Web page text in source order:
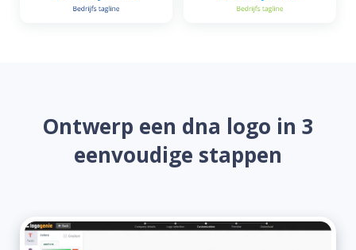
Ontwerp een dna logo in 3
eenvoudige stappen